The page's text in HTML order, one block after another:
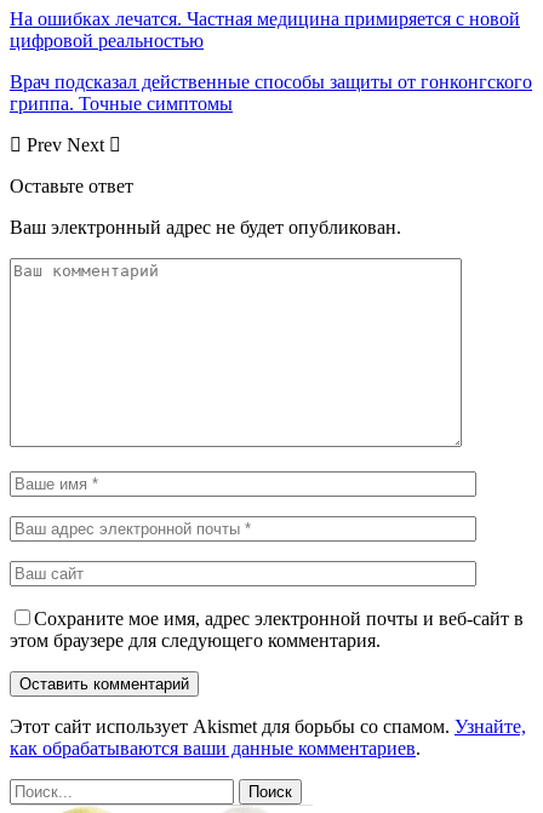
На ошибках лечатся. Частная медицина примиряется с новой
цифровой реальностью
Врач подсказал действенные способы защиты от гонконгского
гриппа. Точные симптомы
Prev Next
Оставьте ответ
Ваш электронный адрес не будет опубликован.
Сохраните мое имя, адрес электронной почты и веб-сайт в
этом браузере для следующего комментария.
Этот сайт использует Akismet для борьбы со спамом. Узнайте,
как обрабатываются ваши данные комментариев.